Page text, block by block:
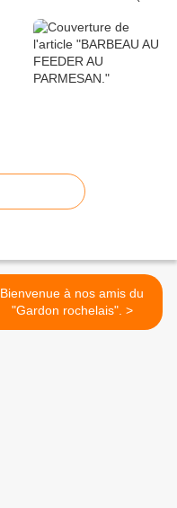
Bienvenue à nos amis du
"Gardon rochelais". >